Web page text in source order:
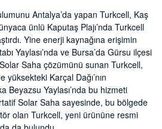
Antalya’da yapan Turkcell, Kaş
ünlü Kaputaş Plajı’nda Turkcell
Yine enerji kaynağına erişimin
Yaylası’nda ve Bursa’da Gürsu ilçesi
Saha çözümünü sunan Turkcell,
Karçal Dağı’nın
Beyazsu Yaylası’nda bu hizmeti
Solar Saha sayesinde, bu bölgede
olan Turkcell, yeni ürününe resmi